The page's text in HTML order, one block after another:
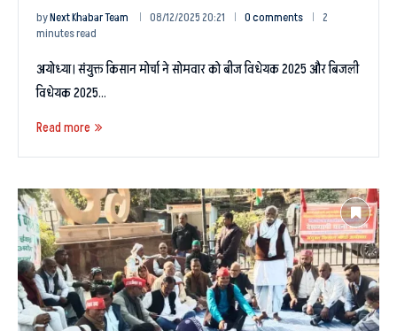
byNext Khabar Team 08/12/2025 20:21 0 comments
2
minutes read
अयोध्या। संयुक्त किसान मोर्चा ने सोमवार को बीज विधेयक 2025 और बिजली
विधेयक 2025…
Read more